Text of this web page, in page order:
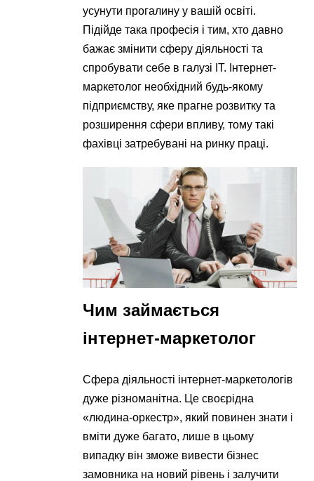
усунути прогалину у вашій освіті.
Підійде така професія і тим, хто давно
бажає змінити сферу діяльності та
спробувати себе в галузі IT. Інтернет-
маркетолог необхідний будь-якому
підприємству, яке прагне розвитку та
розширення сфери впливу, тому такі
фахівці затребувані на ринку праці.
Чим займається
інтернет-маркетолог
Сфера діяльності інтернет-маркетологів
дуже різноманітна. Це своєрідна
«людина-оркестр», який повинен знати і
вміти дуже багато, лише в цьому
випадку він зможе вивести бізнес
замовника на новий рівень і залучити